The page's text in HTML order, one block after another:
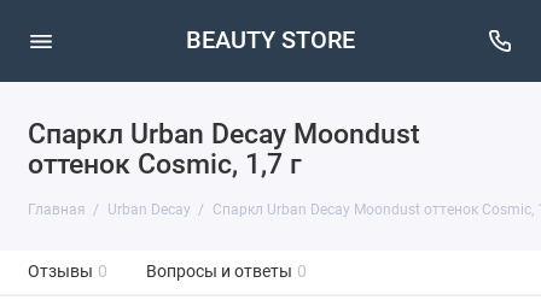
BEAUTY STORE
Спаркл Urban Decay Moondust
оттенок Cosmic, 1,7 г
Главная Urban Decay Спаркл Urban Decay Moondust оттенок Cosmic,
Отзывы 0 Вопросы и ответы 0